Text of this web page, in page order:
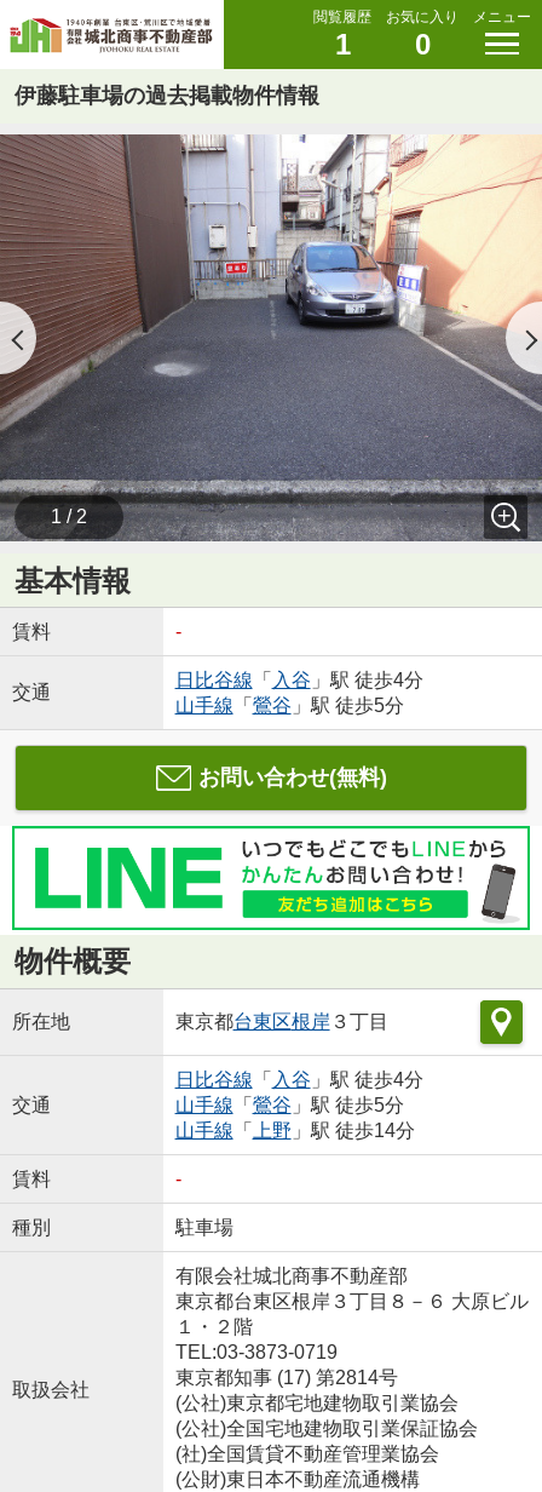
閲覧履歴
1
お気に入り
0
メニュー
伊藤駐車場の過去掲載物件情報
1 / 2
基本情報
賃料 -
交通
日比谷線 「 入谷 」駅 徒歩4分
山手線 「 鶯谷 」駅 徒歩5分
お問い合わせ(無料)
物件概要
所在地 東京都台東区根岸 ３丁目
交通
日比谷線 「 入谷 」駅 徒歩4分
山手線 「 鶯谷 」駅 徒歩5分
山手線 「 上野 」駅 徒歩14分
賃料 -
種別 駐車場
取扱会社
有限会社城北商事不動産部
東京都台東区根岸３丁目８－６ 大原ビル
１・２階
TEL:03-3873-0719
東京都知事 (17) 第2814号
(公社)東京都宅地建物取引業協会
(公社)全国宅地建物取引業保証協会
(社)全国賃貸不動産管理業協会
(公財)東日本不動産流通機構